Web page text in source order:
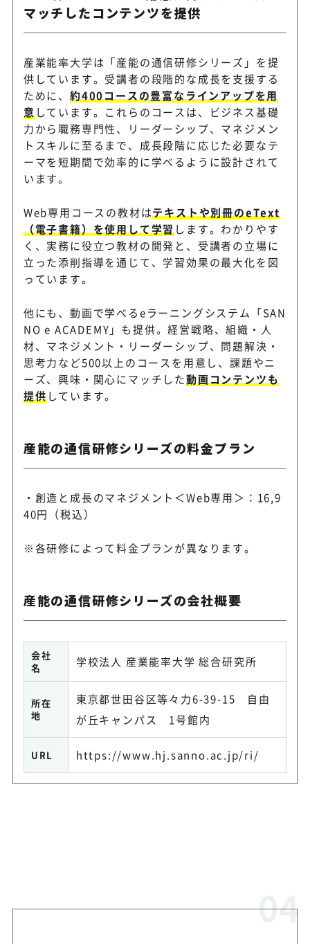
マッチしたコンテンツを提供
産業能率大学は「産能の通信研修シリーズ」を提
供しています。受講者の段階的な成長を支援する
ために、約400コースの豊富なラインアップを用
意 しています。これらのコースは、ビジネス基礎
力から職務専門性、リーダーシップ、マネジメン
トスキルに至るまで、成長段階に応じた必要なテ
ーマを短期間で効率的に学べるように設計されて
います。
Web専用コースの教材はテキストや別冊のeText
（電子書籍）を使用して学習 します。わかりやす
く、実務に役立つ教材の開発と、受講者の立場に
立った添削指導を通じて、学習効果の最大化を図
っています。
他にも、動画で学べるeラーニングシステム「SAN
NO e ACADEMY」も提供。経営戦略、組織・人
材、マネジメント・リーダーシップ、問題解決・
思考力など500以上のコースを用意し、課題やニ
ーズ、興味・関心にマッチした動画コンテンツも
提供 しています。
産能の通信研修シリーズの料金プラン
・創造と成長のマネジメント＜Web専用＞：16,9
40円（税込）
※各研修によって料金プランが異なります。
産能の通信研修シリーズの会社概要
会社
名
学校法人 産業能率大学 総合研究所
所在
地
東京都世田谷区等々力6-39-15 自由
が丘キャンパス 1号館内
URL https://www.hj.sanno.ac.jp/ri/